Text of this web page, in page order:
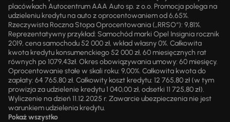
placówkach Autocentrum AAA Auto sp. z o.o. Promocja polega na
udzieleniu kredytu na auto z oprocentowaniem od 6,65%.
Rzeczywista Roczna Stopa Oprocentowania („RRSO“): 9,81%.
Reprezentatywny przykład: Samochód marki Opel Insignia rocznik
2019, cena samochodu 52 000 zł, wkład własny 0%. Całkowita
kwota kredytu konsumenckiego 52 000 zł, 60 miesięcznych rat
równych po 1079,43zł. Okres obowiązywania umowy: 60 miesięcy.
Oprocentowanie stałe w skali roku: 9,00%. Całkowita kwota do
zapłaty: 64 765,80 zł. Całkowity koszt kredytu: 12 765,80 zł (w tym
prowizja za udzielenie kredytu 1 040,00 zł, odsetki 11 725,80 zł).
Wyliczenie na dzień 11.12.2025 r. Zawarcie ubezpieczenia nie jest
warunkiem udzielenia kredytu.
Pokaż wszystko